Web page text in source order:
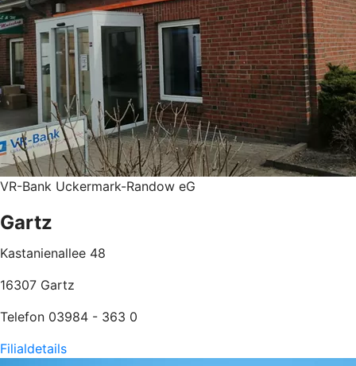
VR-Bank Uckermark-Randow eG
Gartz
Kastanienallee 48
16307 Gartz
Telefon 03984 - 363 0
Filialdetails